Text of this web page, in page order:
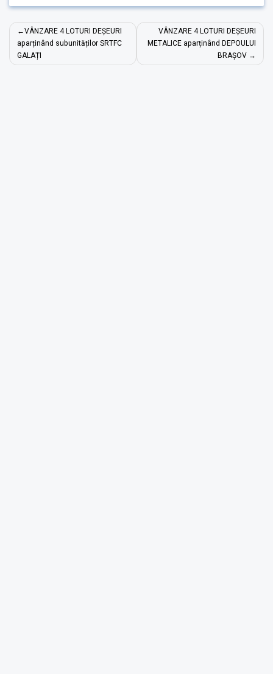
Navigare
în
articole
VÂNZARE 4 LOTURI DEȘEURI
aparținând subunităților SRTFC
GALAȚI
VÂNZARE 4 LOTURI DEȘEURI
METALICE aparținând DEPOULUI
BRAȘOV